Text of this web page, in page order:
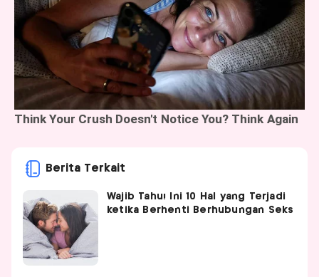
Berita Terkait
Wajib Tahu! Ini 10 Hal yang Terjadi
ketika Berhenti Berhubungan Seks